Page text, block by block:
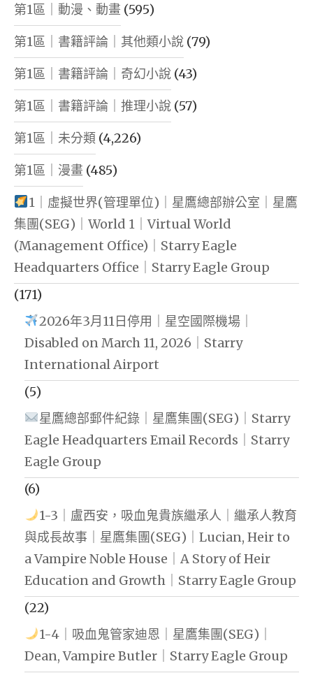
第1區｜動漫、動畫 (595)
第1區｜書籍評論｜其他類小說 (79)
第1區｜書籍評論｜奇幻小說 (43)
第1區｜書籍評論｜推理小說 (57)
第1區｜未分類 (4,226)
第1區｜漫畫 (485)
1｜虛擬世界(管理單位)｜星鷹總部辦公室｜星鷹
集團(SEG)｜World 1｜Virtual World
(Management Office)｜Starry Eagle
Headquarters Office｜Starry Eagle Group
(171)
2026年3月11日停用｜星空國際機場｜
Disabled on March 11, 2026｜Starry
International Airport
(5)
星鷹總部郵件紀錄｜星鷹集團(SEG)｜Starry
Eagle Headquarters Email Records｜Starry
Eagle Group
(6)
1-3｜盧西安，吸血鬼貴族繼承人｜繼承人教育
與成長故事｜星鷹集團(SEG)｜Lucian, Heir to
a Vampire Noble House｜A Story of Heir
Education and Growth｜Starry Eagle Group
(22)
1-4｜吸血鬼管家迪恩｜星鷹集團(SEG)｜
Dean, Vampire Butler｜Starry Eagle Group